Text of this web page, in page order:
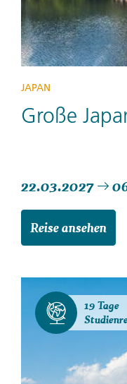
JAPAN
Große
22.03.2027
Reise ansehen
19 Tage